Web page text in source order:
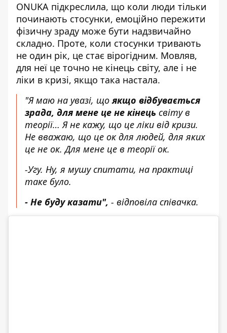
ONUKA підкреслила, що коли люди тільки
починають стосунки, емоційно пережити
фізичну зраду може бути надзвичайно
складно. Проте, коли стосунки тривають
не один рік, це стає вірогідним. Мовляв,
для неї це точно не кінець світу, але і не
ліки в кризі, якщо така настала.
"Я маю на увазі, щоякщо відбувається
зрада, для мене це не кінець світу в
теорії… Я не кажу, що це ліки від кризи.
Не вважаю, що це ок для людей, для яких
це не ок. Для мене це в теорії ок.
-Угу. Ну, я мушу спитати, на практиці
таке було.
- Не буду казати", - відповіла співачка.